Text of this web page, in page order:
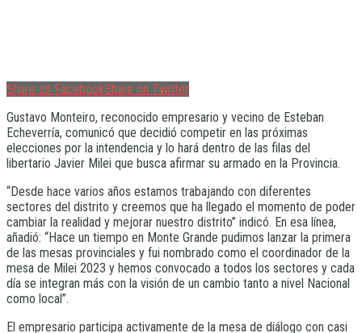
Share on FacebookShare on Twitter
Gustavo Monteiro, reconocido empresario y vecino de Esteban
Echeverría, comunicó que decidió competir en las próximas
elecciones por la intendencia y lo hará dentro de las filas del
libertario Javier Milei que busca afirmar su armado en la Provincia.
“Desde hace varios años estamos trabajando con diferentes
sectores del distrito y creemos que ha llegado el momento de poder
cambiar la realidad y mejorar nuestro distrito” indicó. En esa línea,
añadió: “Hace un tiempo en Monte Grande pudimos lanzar la primera
de las mesas provinciales y fui nombrado como el coordinador de la
mesa de Milei 2023 y hemos convocado a todos los sectores y cada
día se integran más con la visión de un cambio tanto a nivel Nacional
como local”.
El empresario participa activamente de la mesa de diálogo con casi